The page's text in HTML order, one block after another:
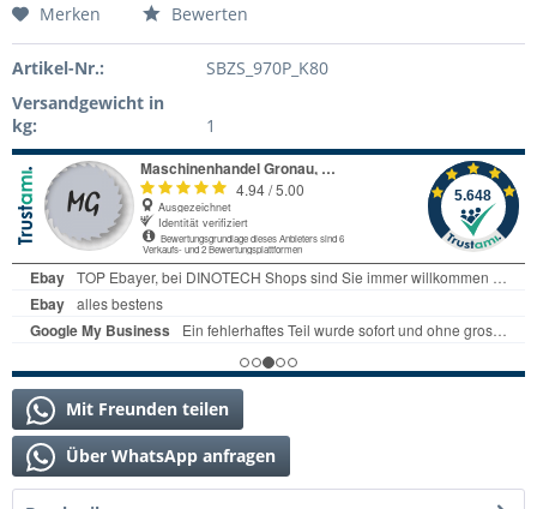
Merken Bewerten
Artikel-Nr.:
SBZS_970P_K80
Versandgewicht in
kg:
1
Mit Freunden teilen
Über WhatsApp anfragen